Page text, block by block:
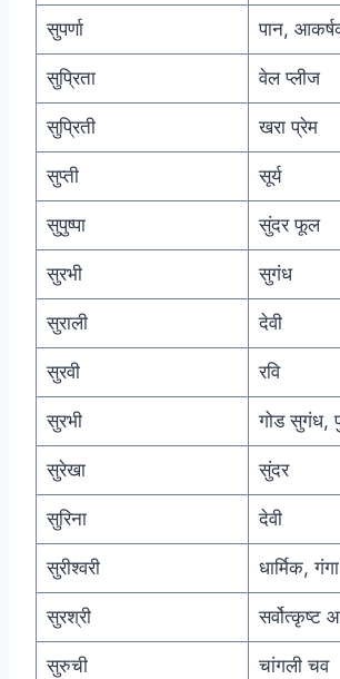
सुपर्णा पान,
सुप्रिता वेल प्लीज
सुप्रिती खरा प्रेम
सुप्ती सूर्य
सुपुष्पा सुंदर फूल
सुरभी सुगंध
सुराली देवी
सुरवी रवि
सुरभी गोड सुगंध,
सुरेखा सुंदर
सुरिना देवी
सुरीश्वरी धार्मिक,
सुरश्री सर्वोत्कृष्ट
सुरुची चांगली चव